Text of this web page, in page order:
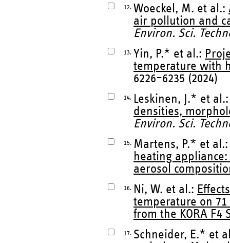
12. Woeckel, M. et al.:
air pollution and
Environ. Sci.
13. Yin, P.* et al.:
temperature with
6226–6235 (2024)
14.
Leskinen, J.* et
densities,
Environ. Sci.
15. Martens, P.* et
heating
aerosol
16. Ni, W. et al.:
temperature on
from the KORA F4
17. Schneider, E.* et